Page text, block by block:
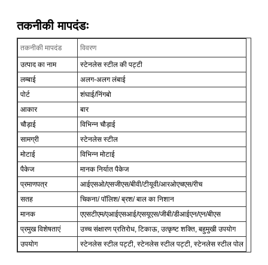
तकनीकी मापदंडः
तकनीकी मापदंड
विवरण
उत्पाद का नाम
स्टेनलेस स्टील की पट्टी
लम्बाई
अलग-अलग लंबाई
पोर्ट
शंघाई/निंगबो
आकार
बार
चौड़ाई
विभिन्न चौड़ाई
सामग्री
स्टेनलेस स्टील
मोटाई
विभिन्न मोटाई
पैकेज
मानक निर्यात पैकेज
प्रमाणपत्र
आईएसओ/एसजीएस/बीवी/टीयूवी/आरओएचएस/रीच
सतह
चिकना/ पॉलिश/ ब्रश/ बाल का निशान
मानक
एएसटीएम/एआईएसआई/एसयूएस/जीबी/डीआईएन/एन/बीएस
प्रमुख विशेषताएं
उच्च संक्षारण प्रतिरोध, टिकाऊ, उत्कृष्ट शक्ति, बहुमुखी उपयोग
उपयोग
स्टेनलेस स्टील पट्टी, स्टेनलेस स्टील पट्टी, स्टेनलेस स्टील पोल